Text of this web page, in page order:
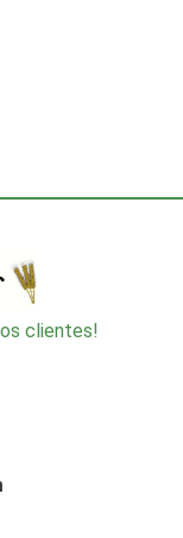
clientes!